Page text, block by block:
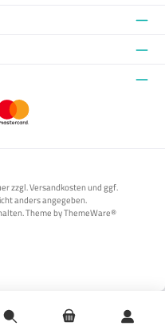
zzgl. Versandkosten und ggf.
anders angegeben.
Theme byThemeWare®